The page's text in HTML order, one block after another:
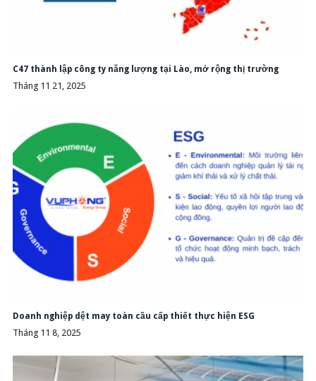
C47 thành lập công ty năng lượng tại Lào, mở rộng thị trường
Tháng 11 21, 2025
Doanh nghiệp dệt may toàn cầu cấp thiết thực hiện ESG
Tháng 11 8, 2025